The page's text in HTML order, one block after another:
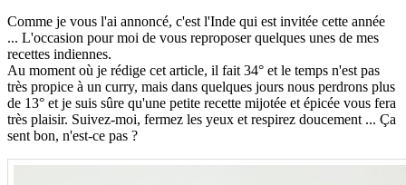
Comme je vous l'ai annoncé, c'est l'Inde qui est invitée cette année
... L'occasion pour moi de vous reproposer quelques unes de mes
recettes indiennes.
Au moment où je rédige cet article, il fait 34° et le temps n'est pas
très propice à un curry, mais dans quelques jours nous perdrons plus
de 13° et je suis sûre qu'une petite recette mijotée et épicée vous fera
très plaisir. Suivez-moi, fermez les yeux et respirez doucement ... Ça
sent bon, n'est-ce pas ?